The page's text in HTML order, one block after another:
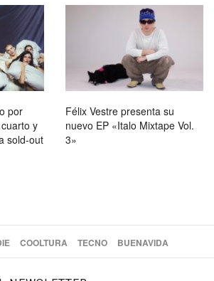
por
y
sold-out
Félix Vestre presenta su
nuevo EP «Italo Mixtape Vol.
3»
COOLTURA TECNO BUENAVIDA